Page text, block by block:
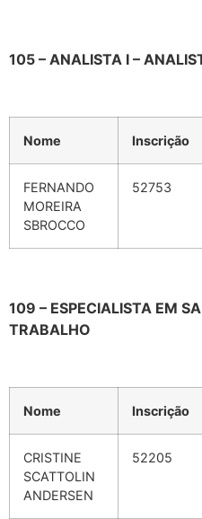
105 – ANALISTA I –
Nome Inscrição
FERNANDO
MOREIRA
SBROCCO
52753
109 – ESPECIALISTA EM
TRABALHO
Nome Inscrição
CRISTINE
SCATTOLIN
ANDERSEN
52205